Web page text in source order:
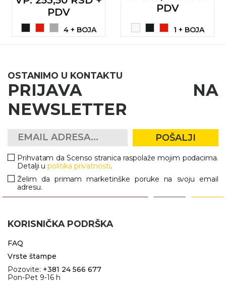
PDV
4 + BOJA
PDV
1 + BOJA
OSTANIMO U KONTAKTU
PRIJAVA NA
NEWSLETTER
POŠALJI
Prihvatam da Scenso stranica raspolaže mojim podacima.
Detalji upolitika privatnosti.
Želim da primam marketinške poruke na svoju email
adresu.
KORISNIČKA PODRŠKA
FAQ
Vrste štampe
Pozovite: +381 24 566 677
Pon-Pet 9-16 h